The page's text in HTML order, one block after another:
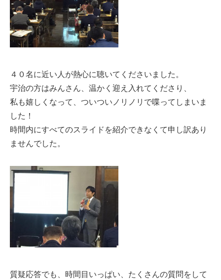
４０名に近い人が熱心に聴いてくださいました。
宇治の方はみんさん、温かく迎え入れてくださり、
私も嬉しくなって、ついついノリノリで喋ってしまいま
した！
時間内にすべてのスライドを紹介できなくて申し訳あり
ませんでした。
質疑応答でも、時間目いっぱい、たくさんの質問をして